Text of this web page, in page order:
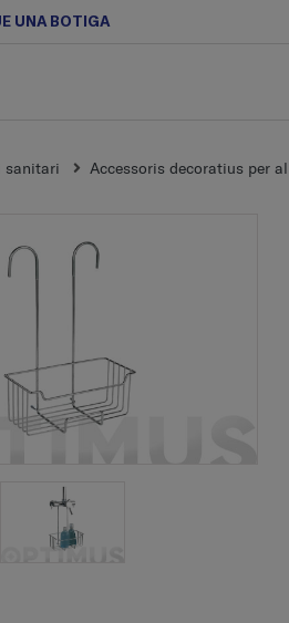
UNA BOTIGA
sanitari Accessoris decoratius per